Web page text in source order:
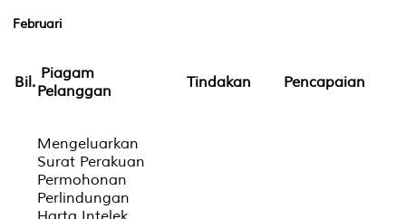
Februari
Bil. Piagam
Pelanggan
Tindakan Pencapaian
Mengeluarkan
Surat Perakuan
Permohonan
Perlindungan